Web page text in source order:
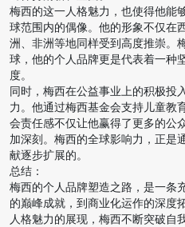
梅西的这一人格魅力，也使得他能
球范围内的偶像。他的形象不仅在
洲、非洲等地同样受到高度推崇。
球，他的个人品牌更是代表着一种
度。
同时，梅西在公益事业上的积极投
力。他通过梅西基金会支持儿童教
会责任感不仅让他赢得了更多的公
加深刻。梅西的全球影响力，正是
献逐步扩展的。
总结：
梅西的个人品牌塑造之路，是一条
的巅峰成就，到商业化运作的深度
人格魅力的展现，梅西不断突破自